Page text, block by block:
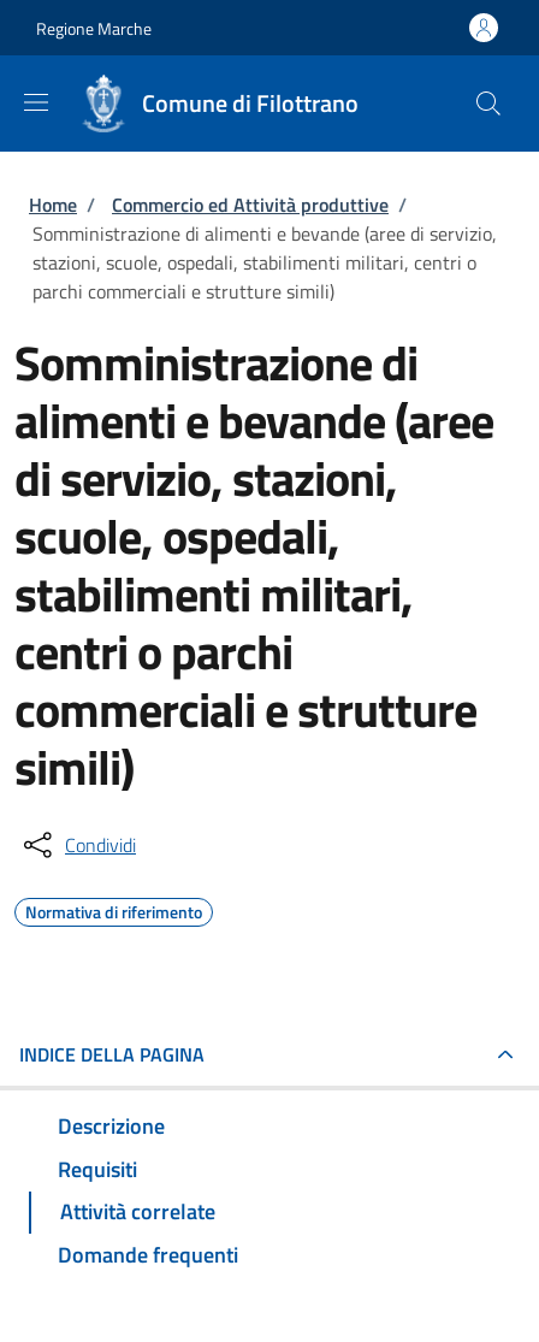
Regione Marche
Comune di Filottrano
Briciole di pane
Home / Commercio ed Attività produttive /
Somministrazione di alimenti e bevande (aree di servizio,
stazioni, scuole, ospedali, stabilimenti militari, centri o
parchi commerciali e strutture simili)
Somministrazione di
alimenti e bevande (aree
di servizio, stazioni,
scuole, ospedali,
stabilimenti militari,
centri o parchi
commerciali e strutture
simili)
Condividi
Normativa di riferimento
INDICE DELLA PAGINA
Descrizione
Requisiti
Attività correlate
Domande frequenti